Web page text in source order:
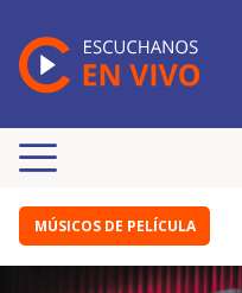
MÚSICOS DE PELÍCULA